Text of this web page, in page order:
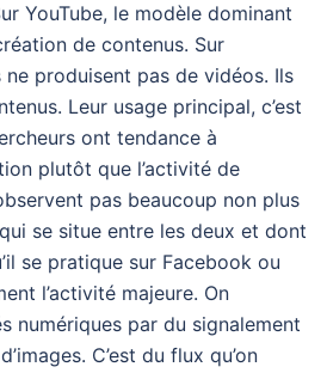
YouTube, le modèle dominant
de contenus. Sur
produisent pas de vidéos. Ils
Leur usage principal, c’est
ont tendance à
plutôt que l’activité de
pas beaucoup non plus
se situe entre les deux et dont
se pratique sur Facebook ou
l’activité majeure. On
numériques par du signalement
C’est du flux qu’on